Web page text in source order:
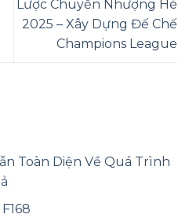
Lược Chuyển Nhượng Hè
2025 – Xây Dựng Đế Chế
Champions League
Toàn Diện Về Quá Trình